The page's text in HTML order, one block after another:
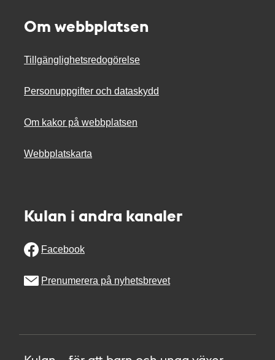
Om webbplatsen
Tillgänglighetsredogörelse
Personuppgifter och dataskydd
Om kakor på webbplatsen
Webbplatskarta
Kulan i andra kanaler
Facebook
Prenumerera på nyhetsbrevet